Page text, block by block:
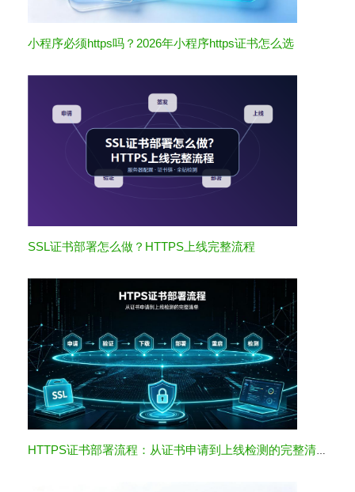
小程序必须https吗？2026年小程序https证书怎么选
SSL证书部署怎么做？HTTPS上线完整流程
HTTPS证书部署流程：从证书申请到上线检测的完整清单